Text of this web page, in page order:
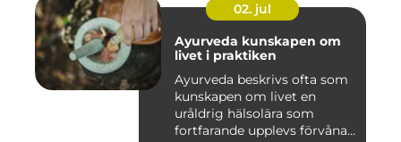
02. jul
Ayurveda kunskapen om
livet i praktiken
Ayurveda beskrivs ofta som
kunskapen om livet en
uråldrig hälsolära som
fortfarande upplevs förvåna...